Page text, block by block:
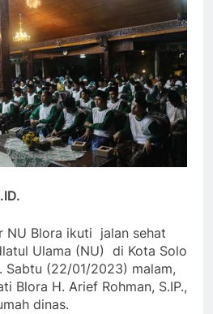
NU Blora ikuti jalan sehat
Ulama (NU) di Kota Solo
Sabtu (22/01/2023) malam,
Blora H. Arief Rohman, S.IP.,
dinas.